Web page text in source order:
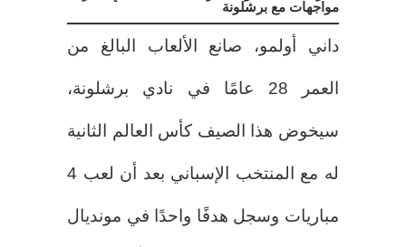
مواجهات مع برشلونة
داني أولمو، صانع الألعاب البالغ من
العمر 28 عامًا في نادي برشلونة،
سيخوض هذا الصيف كأس العالم الثانية
له مع المنتخب الإسباني بعد أن لعب 4
مباريات وسجل هدفًا واحدًا في مونديال